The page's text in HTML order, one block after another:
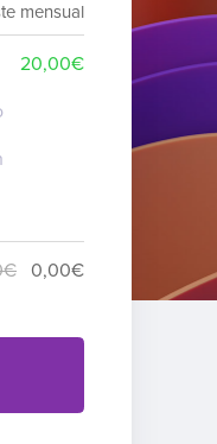
mensual
20,00€
0,00€